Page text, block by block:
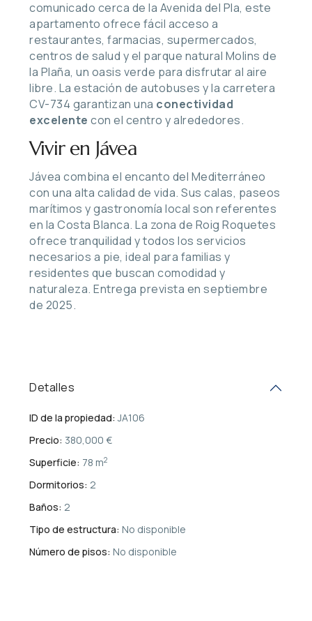
comunicado cerca de la Avenida del Pla, este
apartamento ofrece fácil acceso a
restaurantes, farmacias, supermercados,
centros de salud y el parque natural Molins de
la Plaña, un oasis verde para disfrutar al aire
libre. La estación de autobuses y la carretera
CV-734 garantizan una conectividad
excelente con el centro y alrededores.
Vivir en Jávea
Jávea combina el encanto del Mediterráneo
con una alta calidad de vida. Sus calas, paseos
marítimos y gastronomía local son referentes
en la Costa Blanca. La zona de Roig Roquetes
ofrece tranquilidad y todos los servicios
necesarios a pie, ideal para familias y
residentes que buscan comodidad y
naturaleza. Entrega prevista en septiembre
de 2025.
Detalles
ID de la propiedad: JA106
Precio: 380,000 €
Superficie: 78 m2
Dormitorios: 2
Baños: 2
Tipo de estructura: No disponible
Número de pisos: No disponible